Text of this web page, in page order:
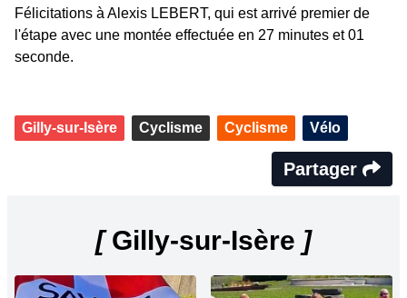
Félicitations à Alexis LEBERT, qui est arrivé premier de
l'étape avec une montée effectuée en 27 minutes et 01
seconde.
Gilly-sur-Isère Cyclisme Cyclisme Vélo
Partager
[Gilly-sur-Isère ]